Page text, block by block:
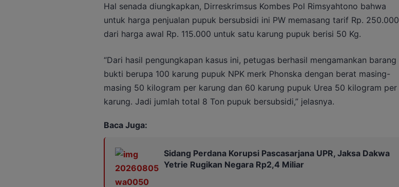
Hal senada diungkapkan, Dirreskrimsus Kombes Pol Rimsyahtono bahwa
untuk harga penjualan pupuk bersubsidi ini PW memasang tarif Rp. 250.000
dari harga awal Rp. 115.000 untuk satu karung pupuk berisi 50 Kg.
“Dari hasil pengungkapan kasus ini, petugas berhasil mengamankan barang
bukti berupa 100 karung pupuk NPK merk Phonska dengan berat masing-
masing 50 kilogram per karung dan 60 karung pupuk Urea 50 kilogram per
karung. Jadi jumlah total 8 Ton pupuk bersubsidi,” jelasnya.
Baca Juga:
Sidang Perdana Korupsi Pascasarjana UPR, Jaksa Dakwa
Yetrie Rugikan Negara Rp2,4 Miliar